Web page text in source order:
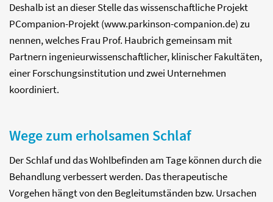
Deshalb ist an dieser Stelle das wissenschaftliche Projekt
PCompanion-Projekt (www.parkinson-companion.de) zu
nennen, welches Frau Prof. Haubrich gemeinsam mit
Partnern ingenieurwissenschaftlicher, klinischer Fakultäten,
einer Forschungsinstitution und zwei Unternehmen
koordiniert.
Wege zum erholsamen Schlaf
Der Schlaf und das Wohlbefinden am Tage können durch die
Behandlung verbessert werden. Das therapeutische
Vorgehen hängt von den Begleitumständen bzw. Ursachen